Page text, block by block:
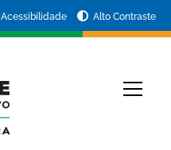
Acessibilidade Alto Contraste